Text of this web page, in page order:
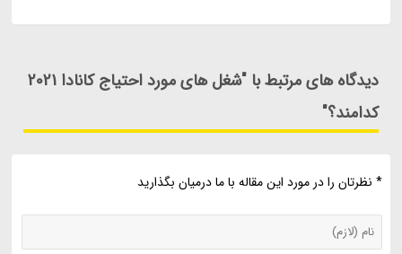
دیدگاه های مرتبط با "شغل های مورد احتیاج کانادا 2021
کدامند؟"
* نظرتان را در مورد این مقاله با ما درمیان بگذارید